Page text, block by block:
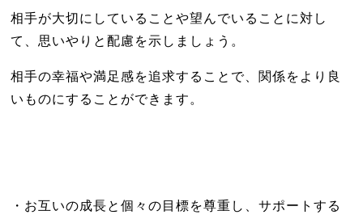
相手が大切にしていることや望んでいることに対し
て、思いやりと配慮を示しましょう。
相手の幸福や満足感を追求することで、関係をより良
いものにすることができます。
・お互いの成長と個々の目標を尊重し、サポートする